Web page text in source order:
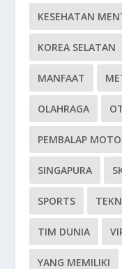
KESEHATAN
KOREA SELATAN
MANFAAT
OLAHRAGA
PEMBALAP
SINGAPURA
SPORTS
TIM DUNIA
YANG MEMILIKI